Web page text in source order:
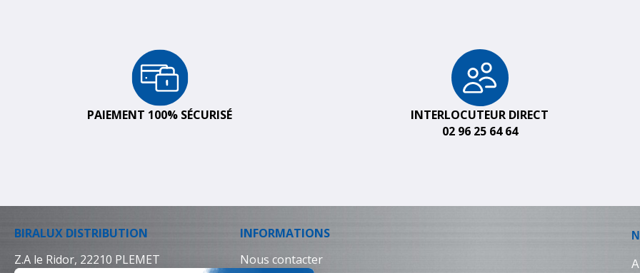
PAIEMENT 100% SÉCURISÉ
INTERLOCUTEUR DIRECT
02 96 25 64 64
BIRALUX DISTRIBUTION
Z.A le Ridor, 22210 PLEMET
INFORMATIONS
Nous contacter